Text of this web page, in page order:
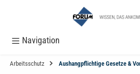
Navigation
Arbeitsschutz Aushangpflichtige Gesetze &